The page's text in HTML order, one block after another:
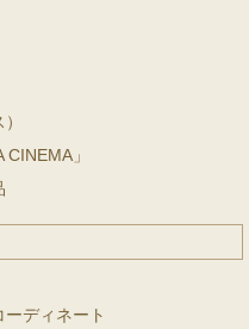
」
ディネート